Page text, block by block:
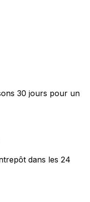
30 jours pour un
dans les 24